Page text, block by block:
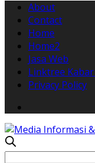
About
Contact
Home
Home2
Jasa Web
Linktree
Privacy Policy